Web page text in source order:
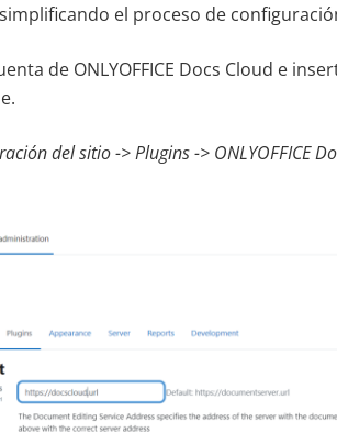
el proceso de
de ONLYOFFICE Docs Cloud e
del sitio -> Plugins -> ONLYOFFICE